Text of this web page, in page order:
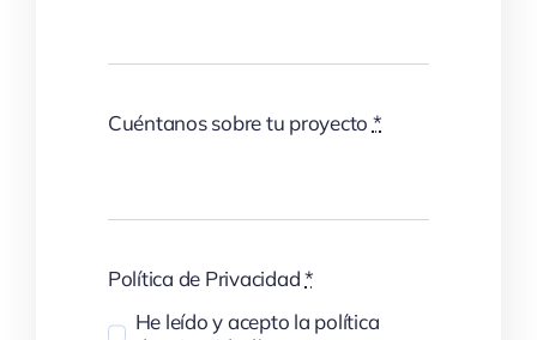
Cuéntanos sobre tu proyecto *
Política de Privacidad*
He leído y acepto la política